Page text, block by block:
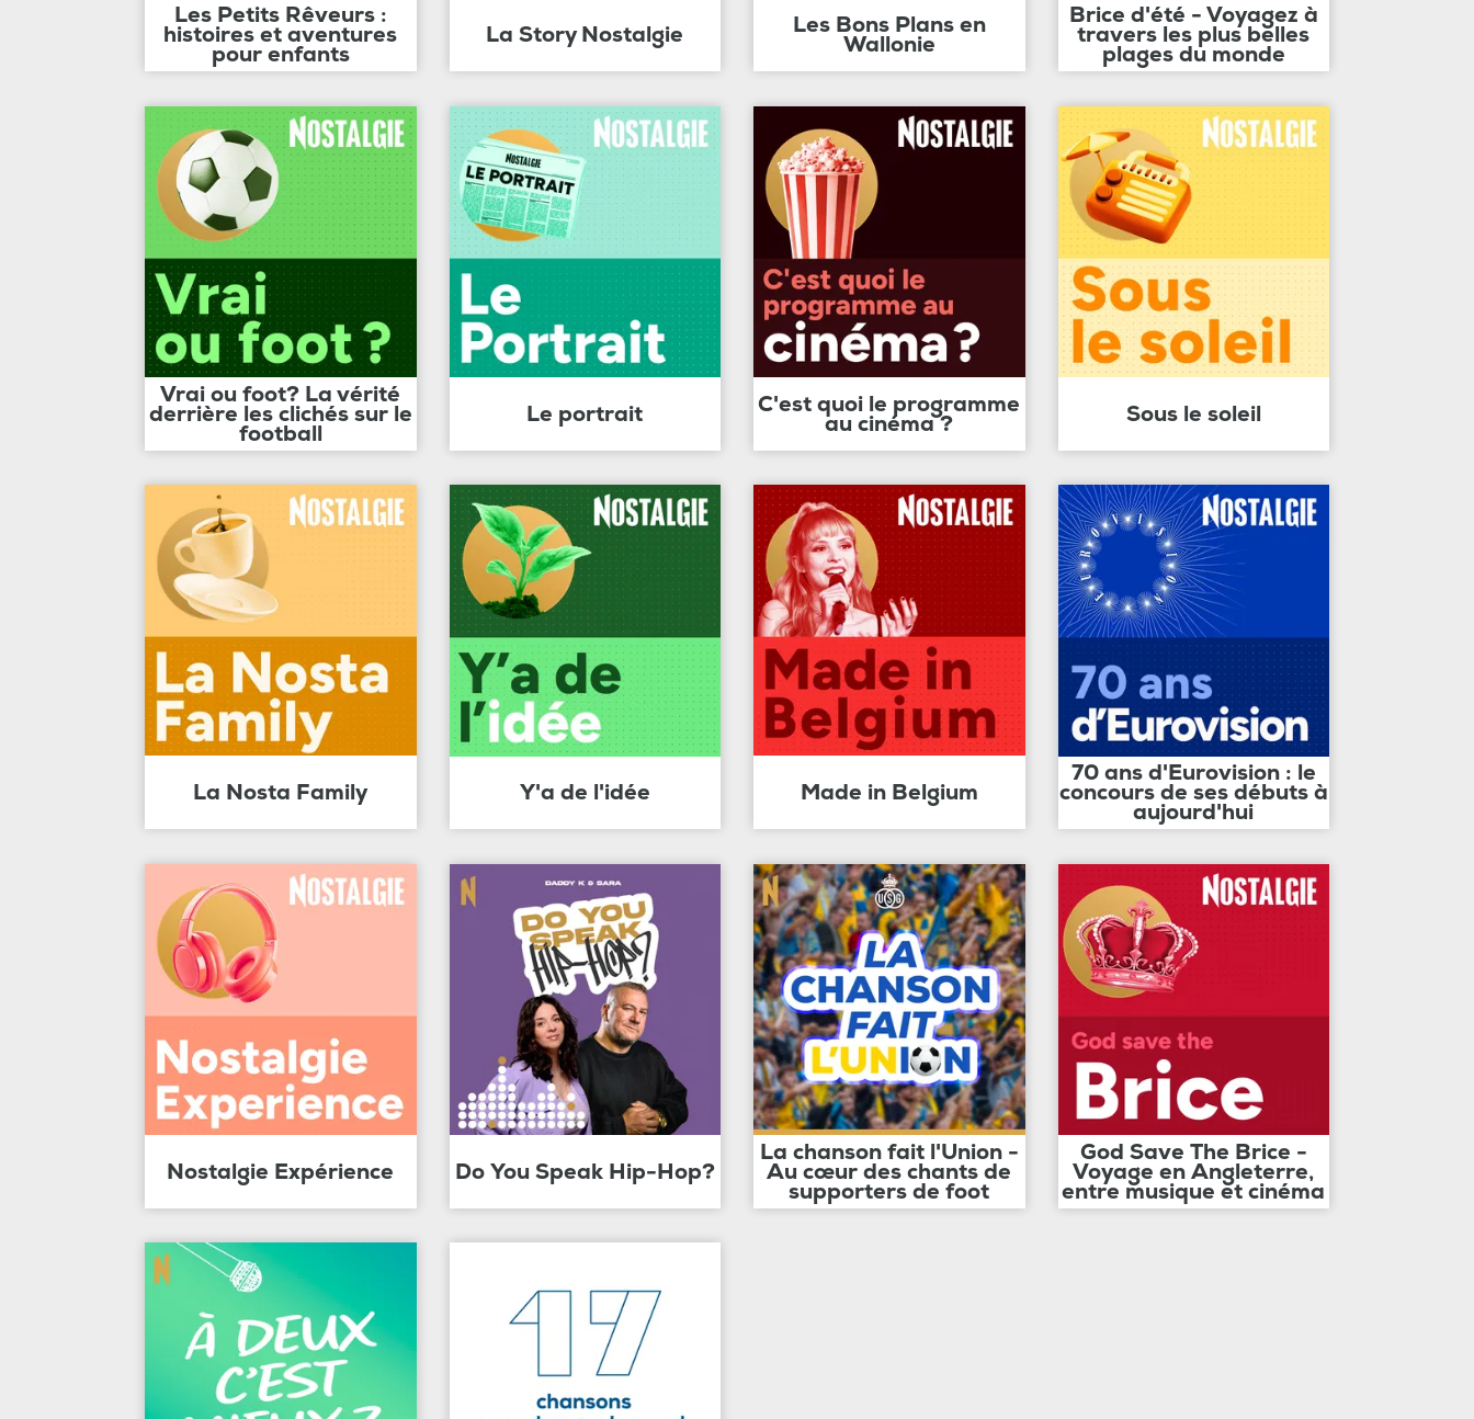
Les Petits Rêveurs :
histoires et aventures
pour enfants
La Story Nostalgie Les Bons Plans en
Wallonie
Brice d'été - Voyagez à
travers les plus belles
plages du monde
Vrai ou foot? La vérité
derrière les clichés sur le
football
Le portrait C'est quoi le programme
au cinéma ? Sous le soleil
La Nosta Family Y'a de l'idée Made in Belgium
70 ans d'Eurovision : le
concours de ses débuts à
aujourd'hui
Nostalgie Expérience Do You Speak Hip-Hop?
La chanson fait l'Union -
Au cœur des chants de
supporters de foot
God Save The Brice -
Voyage en Angleterre,
entre musique et cinéma